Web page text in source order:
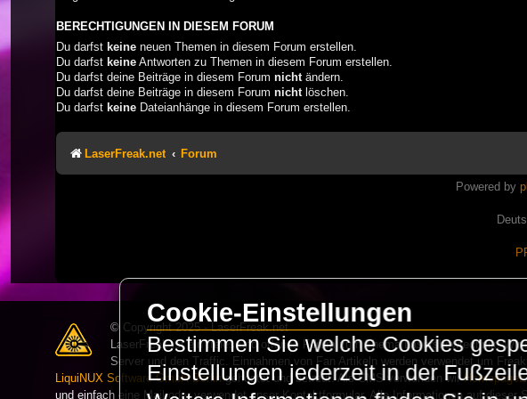
BERECHTIGUNGEN IN DIESEM FORUM
Du darfst keine neuen Themen in diesem Forum erstellen.
Du darfst keine Antworten zu Themen in diesem Forum erstellen.
Du darfst deine Beiträge in diesem Forum nicht ändern.
Du darfst deine Beiträge in diesem Forum nicht löschen.
Du darfst keine Dateianhänge in diesem Forum erstellen.
LaserFreak.net Forum
Powered by
© Copyright 2025 - LaserFreak.net
LaserFreak ist ein freies und offenes Forum zum Thema Lasershowtechnik.
Server und den Traffic. Einnahmen von Fan Artikeln werden verwendet um
LiquiNUX Software GmbH Berlingehostet und betreut. Als CMS verwenden wir
und einfach eine Mail oder verwendet unser Kontaktformular. Alle Informationen auf
Cookie-Einstellungen
Bestimmen Sie welche Cookies
Einstellungen jederzeit in der